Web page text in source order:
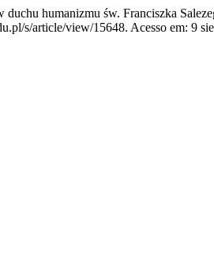
humanizmu św. Franciszka
s/article/view/15648. Acesso em: 9